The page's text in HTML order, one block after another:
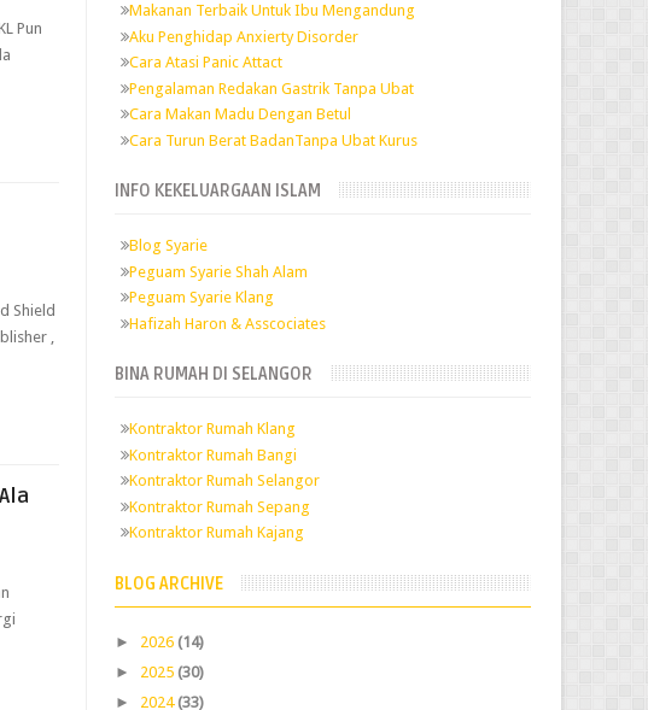
Pun
Shield
,
Makanan Terbaik Untuk Ibu Mengandung
Aku Penghidap Anxierty Disorder
Cara Atasi Panic Attact
Pengalaman Redakan Gastrik Tanpa Ubat
Cara Makan Madu Dengan Betul
Cara Turun Berat BadanTanpa Ubat Kurus
INFO KEKELUARGAAN ISLAM
Blog Syarie
Peguam Syarie Shah Alam
Peguam Syarie Klang
Hafizah Haron & Asscociates
BINA RUMAH DI SELANGOR
Kontraktor Rumah Klang
Kontraktor Rumah Bangi
Kontraktor Rumah Selangor
Kontraktor Rumah Sepang
Kontraktor Rumah Kajang
BLOG ARCHIVE
► 2026 (14)
► 2025 (30)
► 2024 (33)